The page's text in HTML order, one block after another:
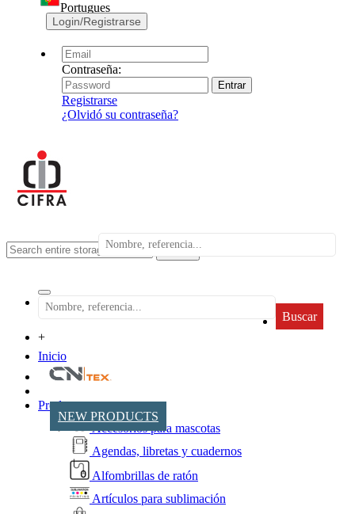
Portugues
Login/Registrarse
Contraseña:
Registrarse
¿Olvidó su contraseña?
search
Buscar
+
Inicio
NEW PRODUCTS
Productos
Accesorios para mascotas
Agendas, libretas y cuadernos
Alfombrillas de ratón
Artículos para sublimación